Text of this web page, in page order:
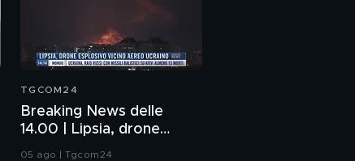
TGCOM24
Breaking News delle
14.00 | Lipsia, drone
esplosivo vicino aereo
05 ago | Tgcom24